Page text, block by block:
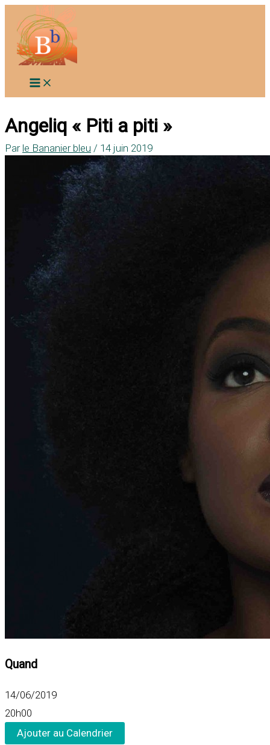
contenu
Angeliq « Piti a piti »
Par le Bananier bleu / 14 juin 2019
Quand
14/06/2019
20h00
Ajouter au Calendrier